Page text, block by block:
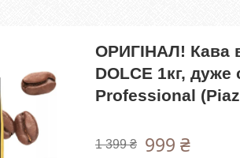
ОРИГІНАЛ! Кава
DOLCE 1кг,
Professional
1 399 ₴ 999 ₴